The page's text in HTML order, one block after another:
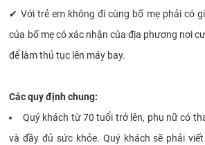
✔ Với trẻ em không đi cùng bố mẹ phải có
của bố mẹ có xác nhận của địa phương nơi
để làm thủ tục lên máy bay.
Các quy định chung:
Quý khách từ 70 tuổi trở lên, phụ nữ có
và đầy đủ sức khỏe. Quý khách sẽ phải